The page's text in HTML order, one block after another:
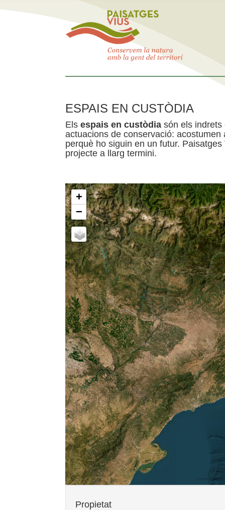
ESPAIS EN CUSTÒDIA
Els espais en custòdia són els indrets
actuacions de conservació:
perquè ho siguin en un futur.
projecte a llarg termini.
+
−
Propietat